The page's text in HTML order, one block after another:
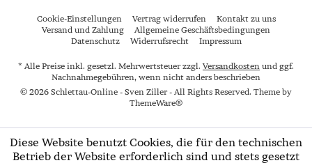
Cookie-Einstellungen Vertrag widerrufen
Kontakt zu uns
Versand und Zahlung
Allgemeine Geschäftsbedingungen
Datenschutz
Widerrufsrecht Impressum
* Alle Preise inkl. gesetzl. Mehrwertsteuer zzgl. Versandkosten und ggf.
Nachnahmegebühren, wenn nicht anders beschrieben
© 2026 Schlettau-Online - Sven Ziller - All Rights Reserved. Theme by
ThemeWare®
Diese Website benutzt Cookies, die für den technischen
Betrieb der Website erforderlich sind und stets gesetzt